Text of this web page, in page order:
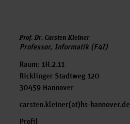
Prof. Dr. Carsten Kleiner
Professor, Informatik (F4I)
Raum: 1H.2.11
Ricklinger Stadtweg 120
30459 Hannover
carsten.kleiner(at)hs-hannover.de
Profil